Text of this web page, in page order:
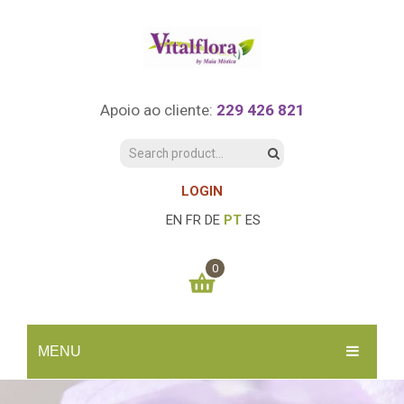
Apoio ao cliente: 229 426 821
LOGIN
EN FR DE PT ES
MENU
0
You have no items in your shopping cart
SUBTOTAL: 0.00€